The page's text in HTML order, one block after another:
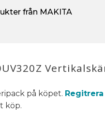
från MAKITA
på köpet. Regitrera
köp.